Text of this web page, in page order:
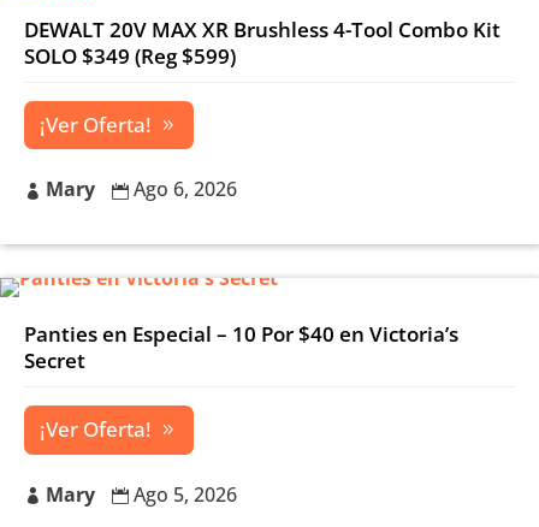
DEWALT 20V MAX XR Brushless 4-Tool Combo Kit
SOLO $349 (Reg $599)
¡Ver Oferta!
 Mary  Ago 6, 2026
Panties en Especial – 10 Por $40 en Victoria’s
Secret
¡Ver Oferta!
 Mary  Ago 5, 2026